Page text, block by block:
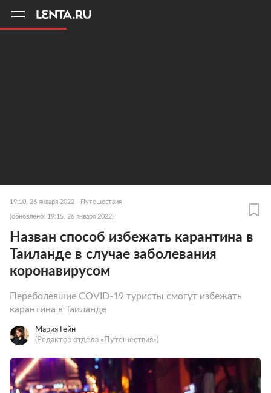
19:10, 26 января 2022 Путешествия
(обновлено: 19:15, 26 января 2022)
Назван способ избежать карантина в
Таиланде в случае заболевания
коронавирусом
Переболевшие COVID-19 туристы смогут избежать
карантина в Таиланде
Мария Гейн
(Редактор отдела «Путешествия»)